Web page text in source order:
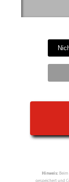
Hinweis:Beim
gespeichert und